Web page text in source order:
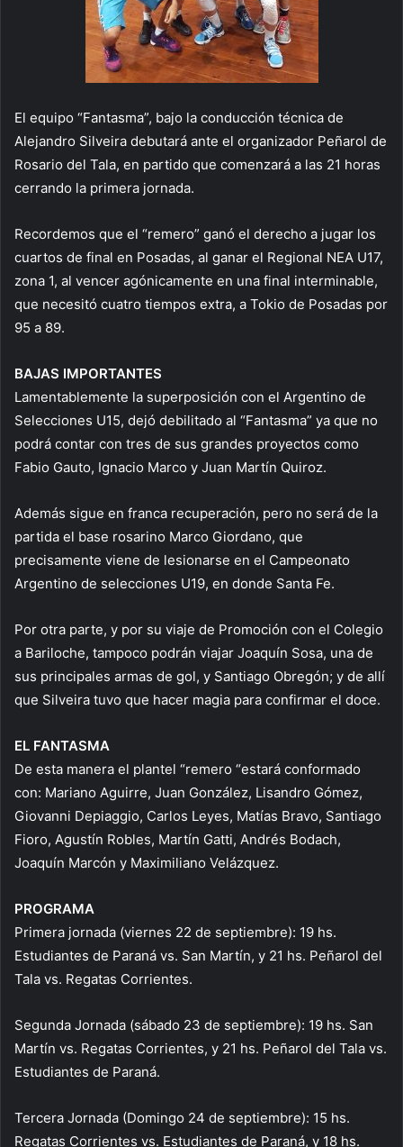
El equipo “Fantasma”, bajo la conducción técnica de
Alejandro Silveira debutará ante el organizador Peñarol de
Rosario del Tala, en partido que comenzará a las 21 horas
cerrando la primera jornada.
Recordemos que el “remero” ganó el derecho a jugar los
cuartos de final en Posadas, al ganar el Regional NEA U17,
zona 1, al vencer agónicamente en una final interminable,
que necesitó cuatro tiempos extra, a Tokio de Posadas por
95 a 89.
BAJAS IMPORTANTES
Lamentablemente la superposición con el Argentino de
Selecciones U15, dejó debilitado al “Fantasma” ya que no
podrá contar con tres de sus grandes proyectos como
Fabio Gauto, Ignacio Marco y Juan Martín Quiroz.
Además sigue en franca recuperación, pero no será de la
partida el base rosarino Marco Giordano, que
precisamente viene de lesionarse en el Campeonato
Argentino de selecciones U19, en donde Santa Fe.
Por otra parte, y por su viaje de Promoción con el Colegio
a Bariloche, tampoco podrán viajar Joaquín Sosa, una de
sus principales armas de gol, y Santiago Obregón; y de allí
que Silveira tuvo que hacer magia para confirmar el doce.
EL FANTASMA
De esta manera el plantel “remero “estará conformado
con: Mariano Aguirre, Juan González, Lisandro Gómez,
Giovanni Depiaggio, Carlos Leyes, Matías Bravo, Santiago
Fioro, Agustín Robles, Martín Gatti, Andrés Bodach,
Joaquín Marcón y Maximiliano Velázquez.
PROGRAMA
Primera jornada (viernes 22 de septiembre): 19 hs.
Estudiantes de Paraná vs. San Martín, y 21 hs. Peñarol del
Tala vs. Regatas Corrientes.
Segunda Jornada (sábado 23 de septiembre): 19 hs. San
Martín vs. Regatas Corrientes, y 21 hs. Peñarol del Tala vs.
Estudiantes de Paraná.
Tercera Jornada (Domingo 24 de septiembre): 15 hs.
Regatas Corrientes vs. Estudiantes de Paraná, y 18 hs.